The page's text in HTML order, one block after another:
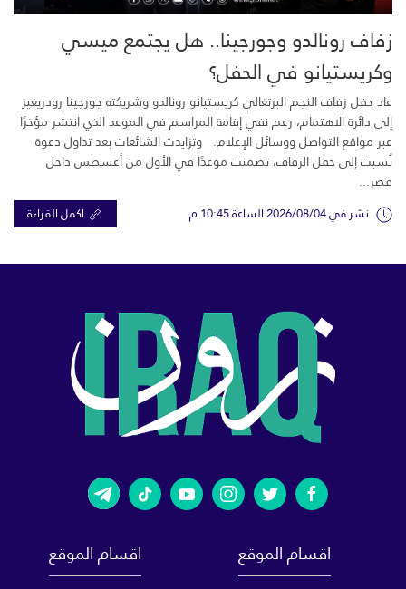
زفاف رونالدو وجورجينا.. هل يجتمع ميسي
وكريستيانو في الحفل؟
عاد حفل زفاف النجم البرتغالي كريستيانو رونالدو وشريكته جورجينا رودريغيز
إلى دائرة الاهتمام، رغم نفي إقامة المراسم في الموعد الذي انتشر مؤخرًا
عبر مواقع التواصل ووسائل الإعلام. وتزايدت الشائعات بعد تداول دعوة
نُسبت إلى حفل الزفاف، تضمنت موعدًا في الأول من أغسطس داخل
قصر...
نشر في 2026/08/04 الساعة 10:45 م اكمل القراءة
اقسام الموقع اقسام الموقع